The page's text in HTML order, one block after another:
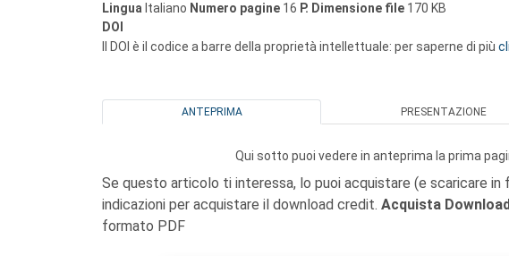
Lingua Italiano Numero pagine 16 P. Dimensione file 170 KB
DOI
Il DOI è il codice a barre della proprietà intellettuale: per saperne di più
ANTEPRIMA PRESENTAZIONE
Qui sotto puoi vedere in anteprima la prima
Se questo articolo ti interessa, lo puoi acquistare (e scaricare
indicazioni per acquistare il download credit. Acquista
formato PDF